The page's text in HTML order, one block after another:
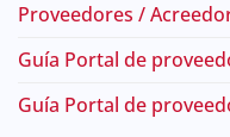
Proveedores /
Guía Portal de
Guía Portal de